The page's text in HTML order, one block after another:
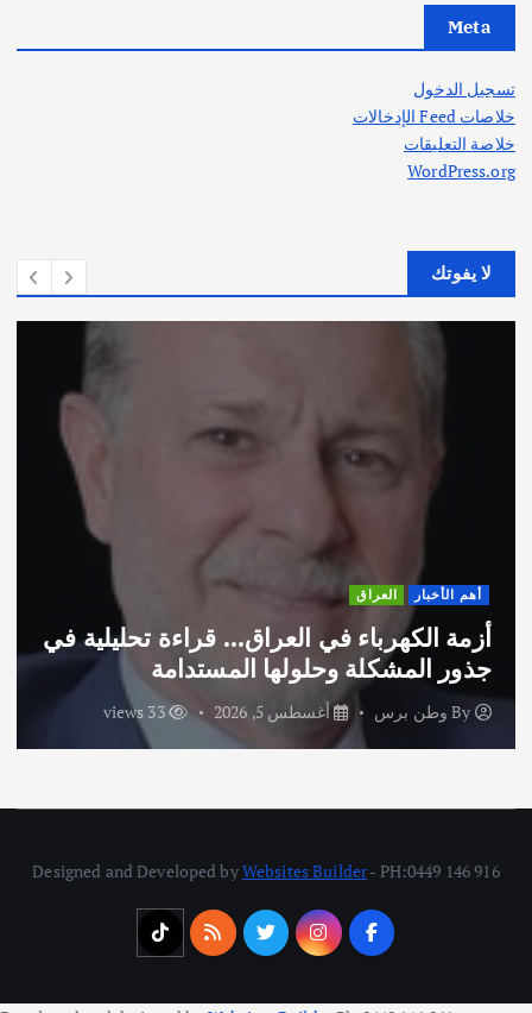
Meta
تسجيل الدخول
خلاصات Feed الإدخالات
خلاصة التعليقات
WordPress.org
لا يفوتك
قراءة تحليلية في
المستدامة
33 views
اختتام ورشة
الاماراتية
By وطن برس
Designed and Developed byWebsites Builder- PH:0449 146 916